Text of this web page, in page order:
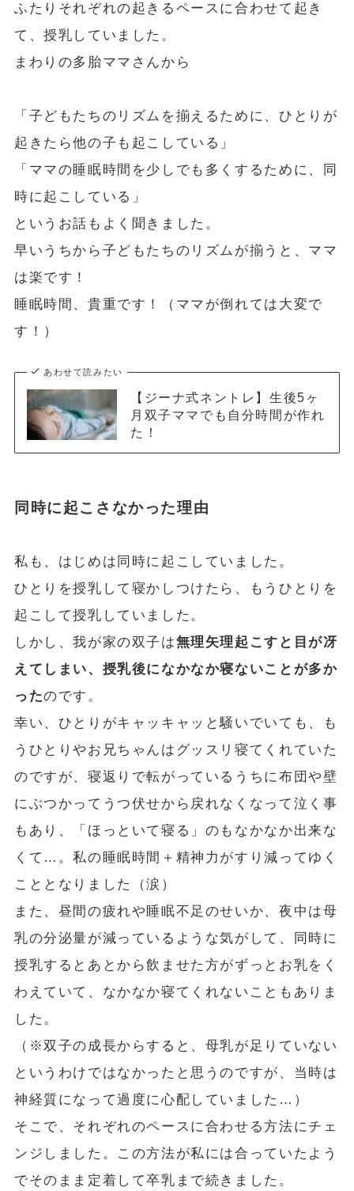
ふたりそれぞれの起きるペースに合わせて起き
て、授乳していました。
まわりの多胎ママさんから
「子どもたちのリズムを揃えるために、ひとりが
起きたら他の子も起こしている」
「ママの睡眠時間を少しでも多くするために、同
時に起こしている」
というお話もよく聞きました。
早いうちから子どもたちのリズムが揃うと、ママ
は楽です！
睡眠時間、貴重です！（ママが倒れては大変で
す！）
あわせて読みたい
【ジーナ式ネントレ】生後5ヶ
月双子ママでも自分時間が作れ
た！
同時に起こさなかった理由
私も、はじめは同時に起こしていました。
ひとりを授乳して寝かしつけたら、もうひとりを
起こして授乳していました。
しかし、我が家の双子は無理矢理起こすと目が冴
えてしまい、授乳後になかなか寝ないことが多か
ったのです。
幸い、ひとりがキャッキャッと騒いでいても、も
うひとりやお兄ちゃんはグッスリ寝てくれていた
のですが、寝返りで転がっているうちに布団や壁
にぶつかってうつ伏せから戻れなくなって泣く事
もあり、「ほっといて寝る」のもなかなか出来な
くて…。私の睡眠時間＋精神力がすり減ってゆく
こととなりました（涙）
また、昼間の疲れや睡眠不足のせいか、夜中は母
乳の分泌量が減っているような気がして、同時に
授乳するとあとから飲ませた方がずっとお乳をく
わえていて、なかなか寝てくれないこともありま
した。
（※双子の成長からすると、母乳が足りていない
というわけではなかったと思うのですが、当時は
神経質になって過度に心配していました…）
そこで、それぞれのペースに合わせる方法にチェ
ンジしました。この方法が私には合っていたよう
でそのまま定着して卒乳まで続きました。